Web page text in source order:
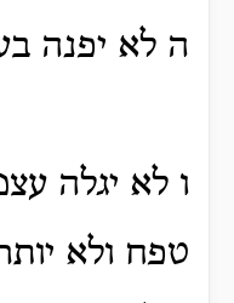
ה לא יפנה
ו לא יגלה
טפח ולא